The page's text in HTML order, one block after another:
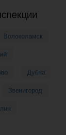
Волоколамск
Дубна
Звенигород